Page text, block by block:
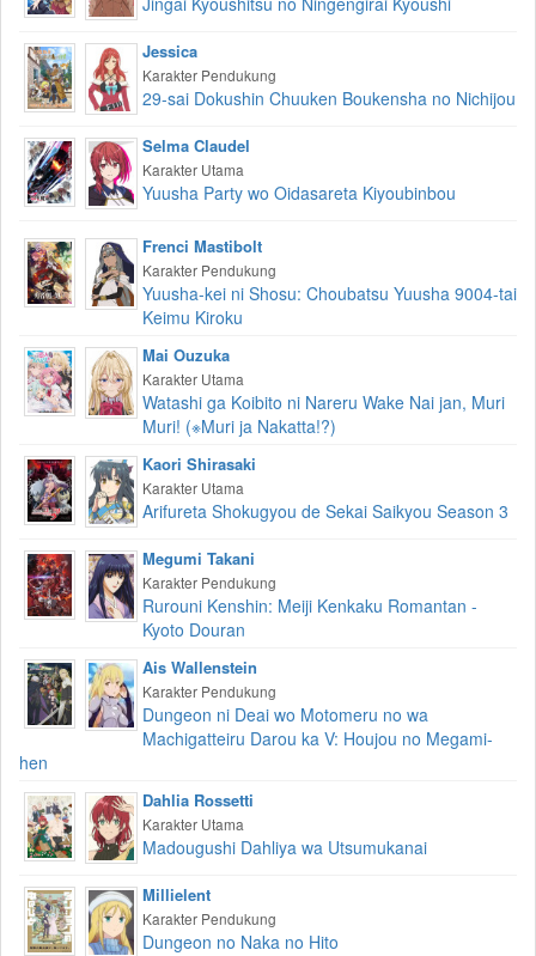
Jessica
Karakter Pendukung
29-sai Dokushin Chuuken Boukensha no Nichijou
Selma Claudel
Karakter Utama
Yuusha Party wo Oidasareta Kiyoubinbou
Frenci Mastibolt
Karakter Pendukung
Yuusha-kei ni Shosu: Choubatsu Yuusha 9004-tai
Keimu Kiroku
Mai Ouzuka
Karakter Utama
Watashi ga Koibito ni Nareru Wake Nai jan, Muri
Muri! (※Muri ja Nakatta!?)
Kaori Shirasaki
Karakter Utama
Arifureta Shokugyou de Sekai Saikyou Season 3
Megumi Takani
Karakter Pendukung
Rurouni Kenshin: Meiji Kenkaku Romantan -
Kyoto Douran
Ais Wallenstein
Karakter Pendukung
Dungeon ni Deai wo Motomeru no wa
Machigatteiru Darou ka V: Houjou no Megami-
hen
Dahlia Rossetti
Karakter Utama
Madougushi Dahliya wa Utsumukanai
Millielent
Karakter Pendukung
Dungeon no Naka no Hito